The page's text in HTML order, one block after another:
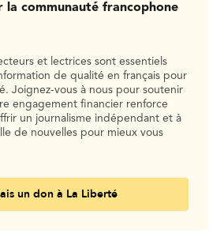
la communauté francophone
et lectrices sont essentiels
de qualité en français pour
Joignez-vous à nous pour soutenir
engagement financier renforce
un journalisme indépendant et à
de nouvelles pour mieux vous
un don à La Liberté